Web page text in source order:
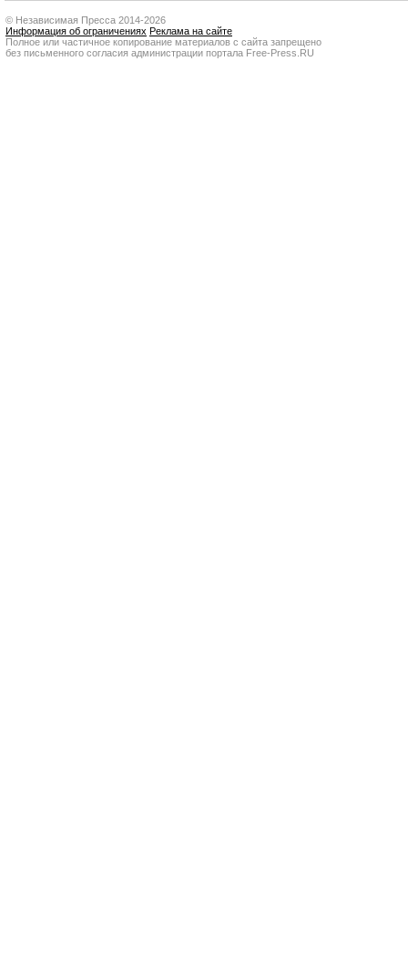
© Независимая Пресса 2014-2026
Информация об ограничениях Реклама на сайте
Полное или частичное копирование материалов с сайта запрещено
без письменного согласия администрации портала Free-Press.RU